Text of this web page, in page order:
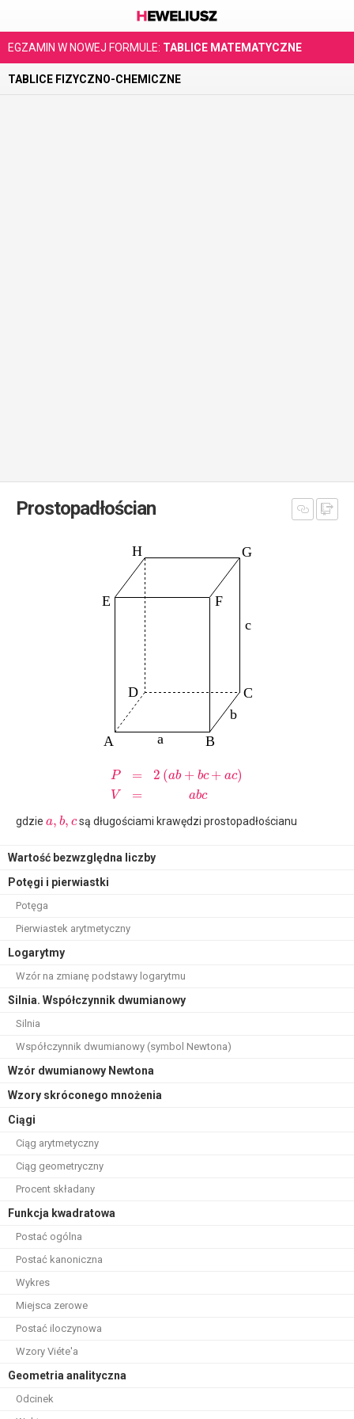
EGZAMIN W NOWEJ FORMULE: TABLICE MATEMATYCZNE
TABLICE FIZYCZNO-CHEMICZNE
Prostopadłościan
P
V
=
=
2 (ab + bc + ac)
abc
gdzie a, b, csą długościami krawędzi prostopadłościanu
Wartość bezwzględna liczby
Potęgi i pierwiastki
Potęga
Pierwiastek arytmetyczny
Logarytmy
Wzór na zmianę podstawy logarytmu
Silnia. Współczynnik dwumianowy
Silnia
Współczynnik dwumianowy (symbol Newtona)
Wzór dwumianowy Newtona
Wzory skróconego mnożenia
Ciągi
Ciąg arytmetyczny
Ciąg geometryczny
Procent składany
Funkcja kwadratowa
Postać ogólna
Postać kanoniczna
Wykres
Miejsca zerowe
Postać iloczynowa
Wzory Viéte'a
Geometria analityczna
Odcinek